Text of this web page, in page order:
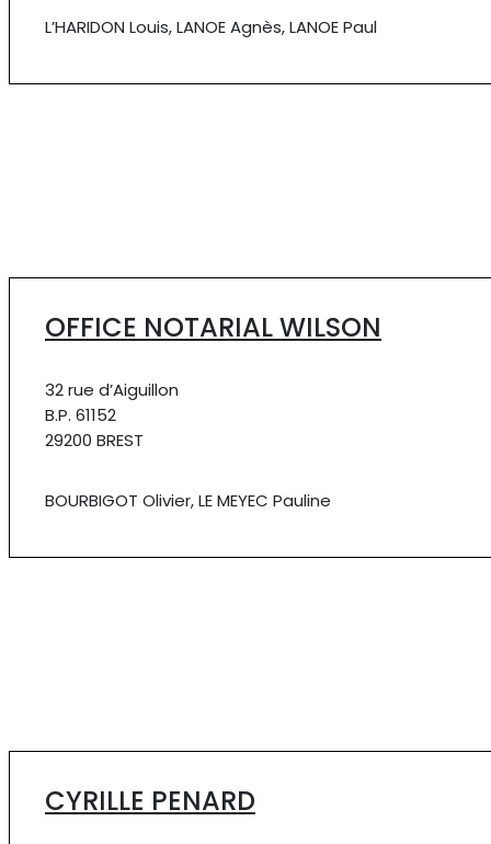
L’HARIDON Louis, LANOE Agnès, LANOE Paul
OFFICE NOTARIAL WILSON
32 rue d’Aiguillon
B.P. 61152
29200 BREST
BOURBIGOT Olivier, LE MEYEC Pauline
CYRILLE PENARD